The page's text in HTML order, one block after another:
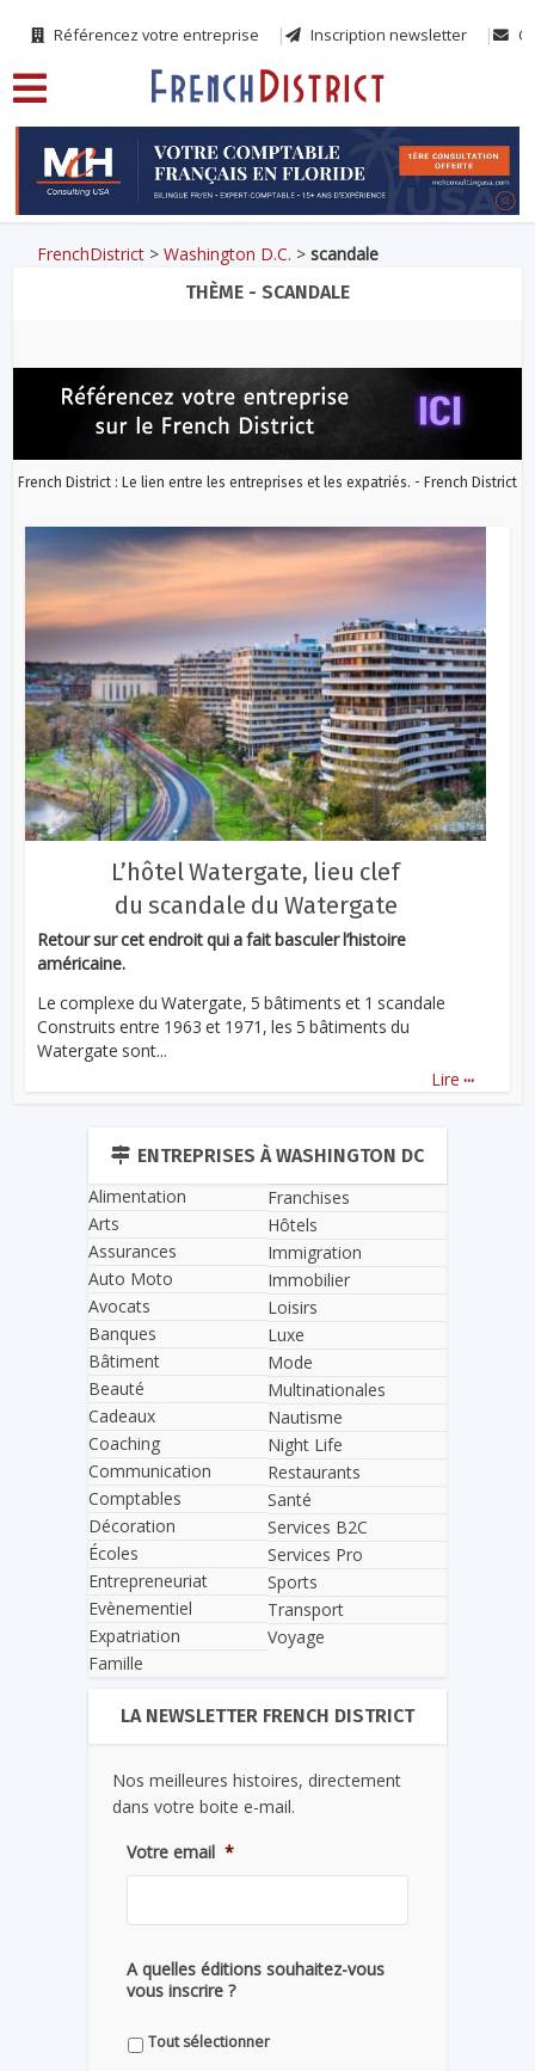
Référencez votre entreprise Inscription newsletter
FrenchDistrict >Washington D.C. >scandale
THÈME - SCANDALE
French District : Le lien entre les entreprises et les expatriés. - French District
L’hôtel Watergate, lieu clef
du scandale du Watergate
Retour sur cet endroit qui a fait basculer l’histoire
américaine.
Le complexe du Watergate, 5 bâtiments et 1 scandale
Construits entre 1963 et 1971, les 5 bâtiments du
Watergate sont...
Lire ...
ENTREPRISES À WASHINGTON DC
Alimentation
Arts
Assurances
Auto Moto
Avocats
Banques
Bâtiment
Beauté
Cadeaux
Coaching
Communication
Comptables
Décoration
Écoles
Entrepreneuriat
Evènementiel
Expatriation
Famille
Franchises
Hôtels
Immigration
Immobilier
Loisirs
Luxe
Mode
Multinationales
Nautisme
Night Life
Restaurants
Santé
Services B2C
Services Pro
Sports
Transport
Voyage
LA NEWSLETTER FRENCH DISTRICT
Nos meilleures histoires, directement
dans votre boite e-mail.
Votre email *
A quelles éditions souhaitez-vous
vous inscrire ?
Tout sélectionner